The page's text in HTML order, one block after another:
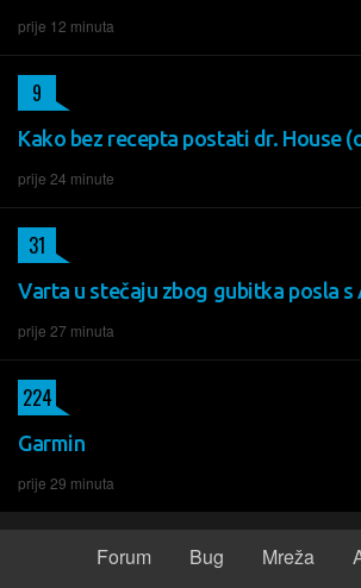
prije 12 minuta
Kako bez recepta postati dr. House
prije 24 minute
9
Varta u stečaju zbog gubitka posla s
prije 27 minuta
31
Garmin
prije 29 minuta
224
Forum Bug Mreža